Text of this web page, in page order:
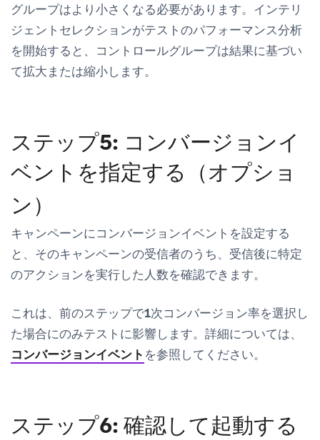
グループはより小さくなる必要があります。インテリ
ジェントセレクションがテストのパフォーマンス分析
を開始すると、コントロールグループは結果に基づい
て拡大または縮小します。
ステップ5: コンバージョンイ
ベントを指定する（オプショ
ン）
キャンペーンにコンバージョンイベントを設定する
と、そのキャンペーンの受信者のうち、受信後に特定
のアクションを実行した人数を確認できます。
これは、前のステップで1次コンバージョン率を選択し
た場合にのみテストに影響します。詳細については、
コンバージョンイベント を参照してください。
ステップ6: 確認して起動する